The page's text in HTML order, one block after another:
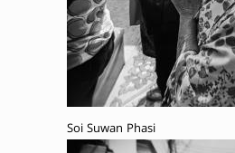
Soi Suwan Phasi